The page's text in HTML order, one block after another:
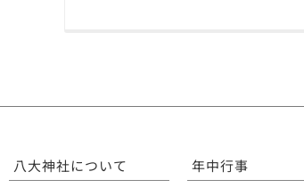
八大神社について 年中行事